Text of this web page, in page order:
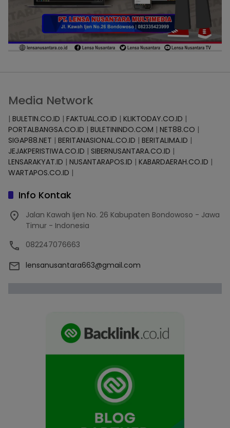
Media Network
| BULETIN.CO.ID | FAKTUAL.CO.ID | KLIKTODAY.CO.ID |
PORTALBANGSA.CO.ID | BULETININDO.COM | NET88.CO |
SIGAP88.NET | BERITANASIONAL.CO.ID | BERITALIMA.ID |
JEJAKPERISTIWA.CO.ID | SIBERNUSANTARA.CO.ID |
LENSARAKYAT.ID | NUSANTARAPOS.ID | KABARDAERAH.CO.ID |
WARTAPOS.CO.ID |
Info Kontak
Jalan Kawah Ijen No. 26 Kabupaten Bondowoso - Jawa
Timur - Indonesia
082247076663
lensanusantara663@gmail.com